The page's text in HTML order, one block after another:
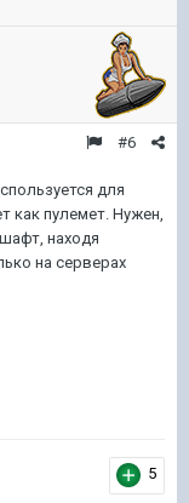
#6
для
как пулемет. Нужен,
находя
на серверах
5